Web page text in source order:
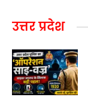
उत्तर प्रदेश